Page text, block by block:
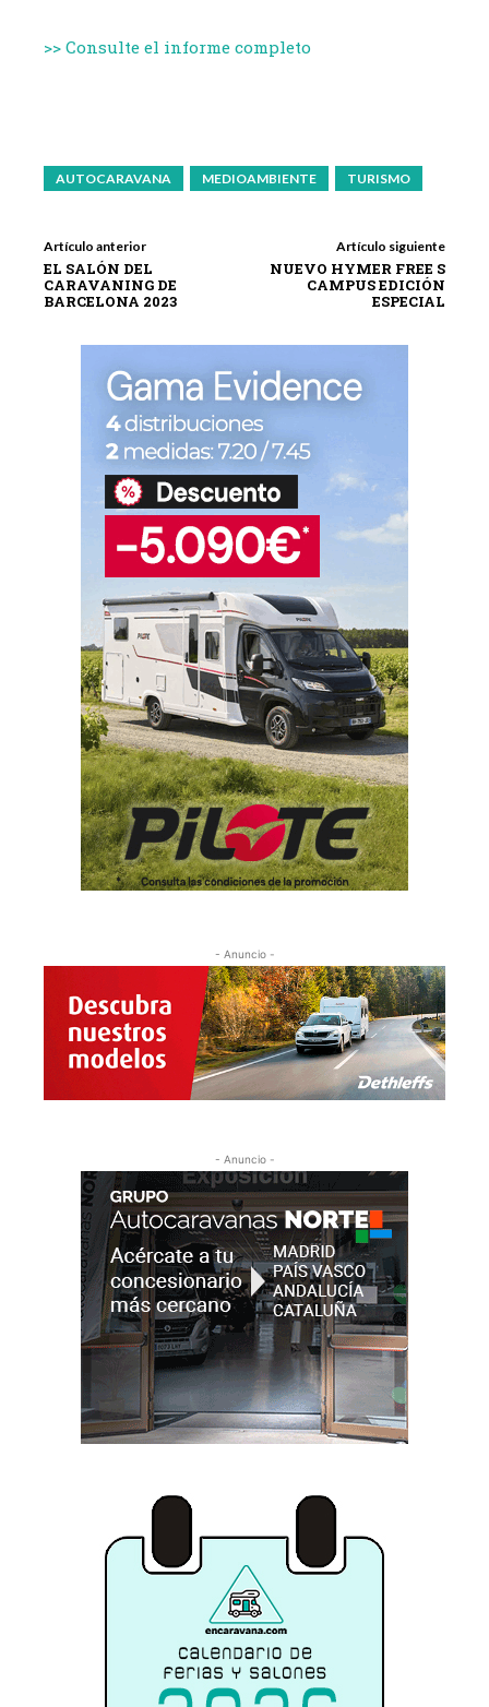
>> Consulte el informe completo
AUTOCARAVANA MEDIOAMBIENTE TURISMO
Artículo anterior
EL SALÓN DEL
CARAVANING DE
BARCELONA 2023
Artículo siguiente
NUEVO HYMER FREE S
CAMPUS EDICIÓN
ESPECIAL
- Anuncio -
- Anuncio -